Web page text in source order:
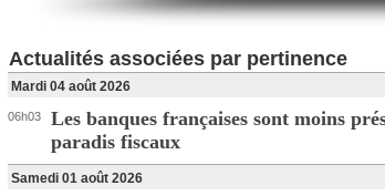
Actualités associées par pertinence
Mardi 04 août 2026
06h03
Les banques françaises sont moins
paradis fiscaux
Samedi 01 août 2026